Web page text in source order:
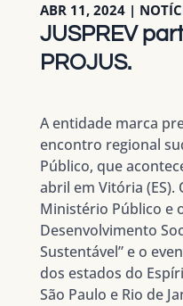
JUSPREV
PROJUS.
ABR 11, 2024|
A entidade marca
encontro regional
Público, que
abril em Vitória (ES).
Ministério Público e
Desenvolvimento
Sustentável” e o
dos estados do
São Paulo e Rio de